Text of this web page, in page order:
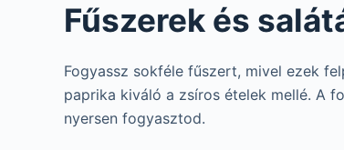
Fűszerek és
Fogyassz sokféle fűszert, mivel ezek
paprika kiváló a zsíros ételek mellé. A
nyersen fogyasztod.